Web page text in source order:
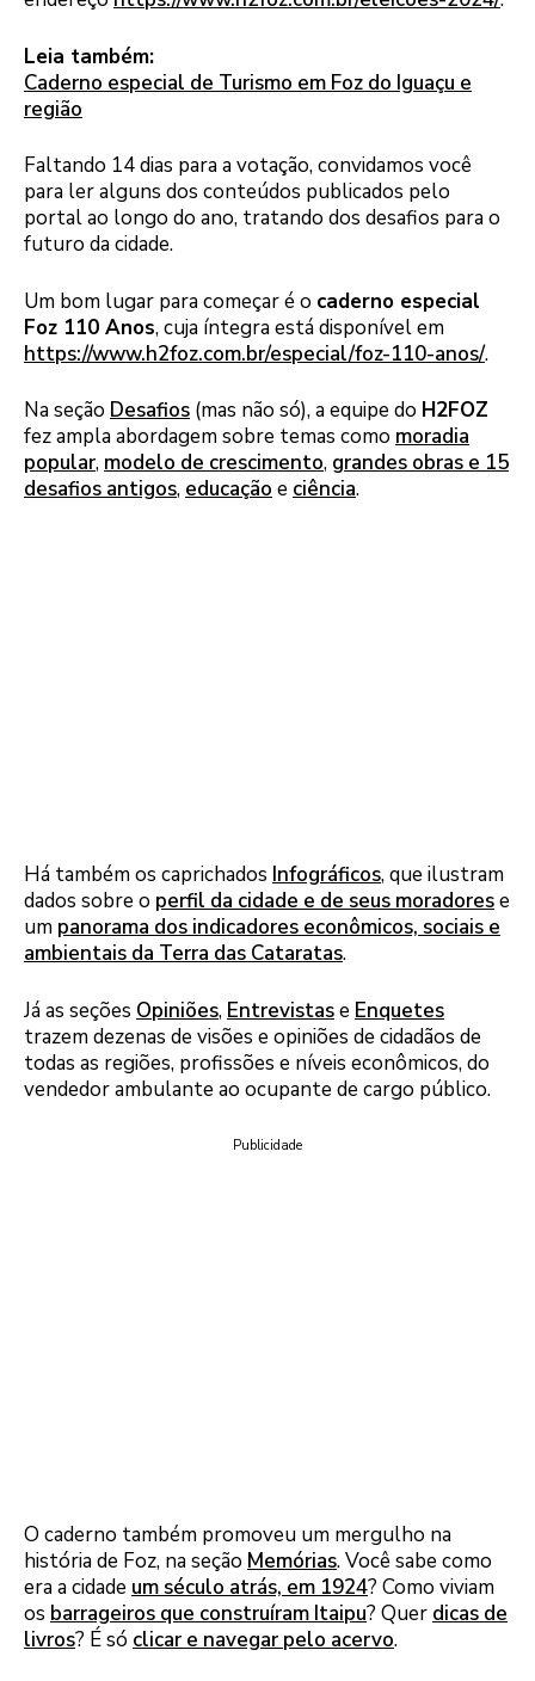
Leia também:
Caderno especial de Turismo em Foz do Iguaçu e
região
Faltando 14 dias para a votação, convidamos você
para ler alguns dos conteúdos publicados pelo
portal ao longo do ano, tratando dos desafios para o
futuro da cidade.
Um bom lugar para começar é o caderno especial
Foz 110 Anos, cuja íntegra está disponível em
https://www.h2foz.com.br/especial/foz-110-anos/.
Na seção Desafios (mas não só), a equipe do H2FOZ
fez ampla abordagem sobre temas como moradia
popular, modelo de crescimento, grandes obras e 15
desafios antigos, educação e ciência.
Há também os caprichados Infográficos, que ilustram
dados sobre o perfil da cidade e de seus moradorese
um panorama dos indicadores econômicos, sociais e
ambientais da Terra das Cataratas.
Já as seções Opiniões, Entrevistase Enquetes
trazem dezenas de visões e opiniões de cidadãos de
todas as regiões, profissões e níveis econômicos, do
vendedor ambulante ao ocupante de cargo público.
Publicidade
O caderno também promoveu um mergulho na
história de Foz, na seção Memórias. Você sabe como
era a cidade um século atrás, em 1924? Como viviam
os barrageiros que construíram Itaipu? Quer dicas de
livros? É só clicar e navegar pelo acervo.